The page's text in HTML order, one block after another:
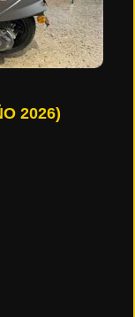
2026)